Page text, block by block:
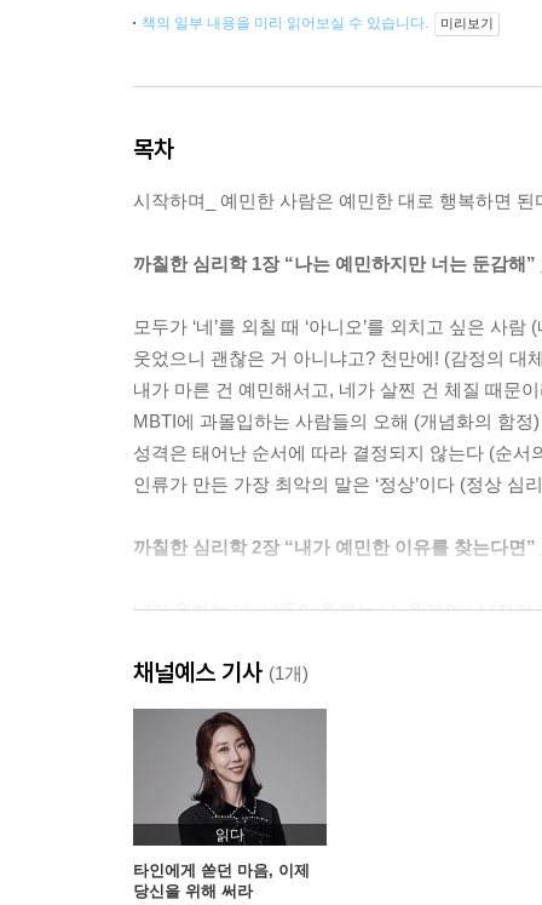
책의 일부 내용을 미리 읽어보실 수 있습니다. 미리보기
목차
시작하며_ 예민한 사람은 예민한 대로 행복하면 된
까칠한 심리학 1장 “나는 예민하지만 너는 둔감해
모두가 ‘네’를 외칠 때 ‘아니오’를 외치고 싶은 사람
웃었으니 괜찮은 거 아니냐고? 천만에! (감정의 대
내가 마른 건 예민해서고, 네가 살찐 건 체질 때문
MBTI에 과몰입하는 사람들의 오해 (개념화의 함정)
성격은 태어난 순서에 따라 결정되지 않는다 (순서
인류가 만든 가장 최악의 말은 ‘정상’이다 (정상 심
까칠한 심리학 2장 “내가 예민한 이유를 찾는다면
내가 원하는 나, 남들이 원하는 나, 원래의 나 (자기
네가 한 발 다가오면 나는 두 발 물러서게 돼 (애착
내가 가질 수 없다면 차라리 증오해 버릴까 (질투)
다른 사람에게는 절대 들키고 싶지 않은 마음 (열등
불안은 이상한 감정이 아니라 당연한 감정이다 (불
까칠한 심리학 3장 “내게 무던해져야 한다는 세상
다수의 선택이 항상 옳은 것은 아니다 (동조 현상)
채널예스 기사 (1개)
읽다
타인에게 쏟던 마음, 이제
당신을 위해 써라